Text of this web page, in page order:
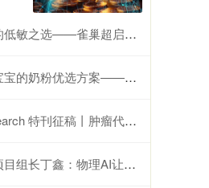
——雀巢超启能恩的特别优势
案——雀巢超启能恩，守护脆弱肠胃
质性：机制、生物标志物与治疗意义_研究
AI让汽车从智能载具变为智慧生命体